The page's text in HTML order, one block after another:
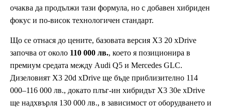
очаква да продължи тази формула, но с добавен хибриден
фокус и по-висок технологичен стандарт.
Що се отнася до цените, базовата версия X3 20 xDrive
започва от около 110 000 лв., което я позиционира в
премиум средата между Audi Q5 и Mercedes GLC.
Дизеловият X3 20d xDrive ще бъде приблизително 114
000–116 000 лв., докато плъг-ин хибридът X3 30e xDrive
ще надхвърля 130 000 лв., в зависимост от оборудването и